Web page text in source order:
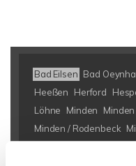
Bad Eilsen Bad
Heeßen
Herford
Löhne
Minden
Minden / Rodenbeck